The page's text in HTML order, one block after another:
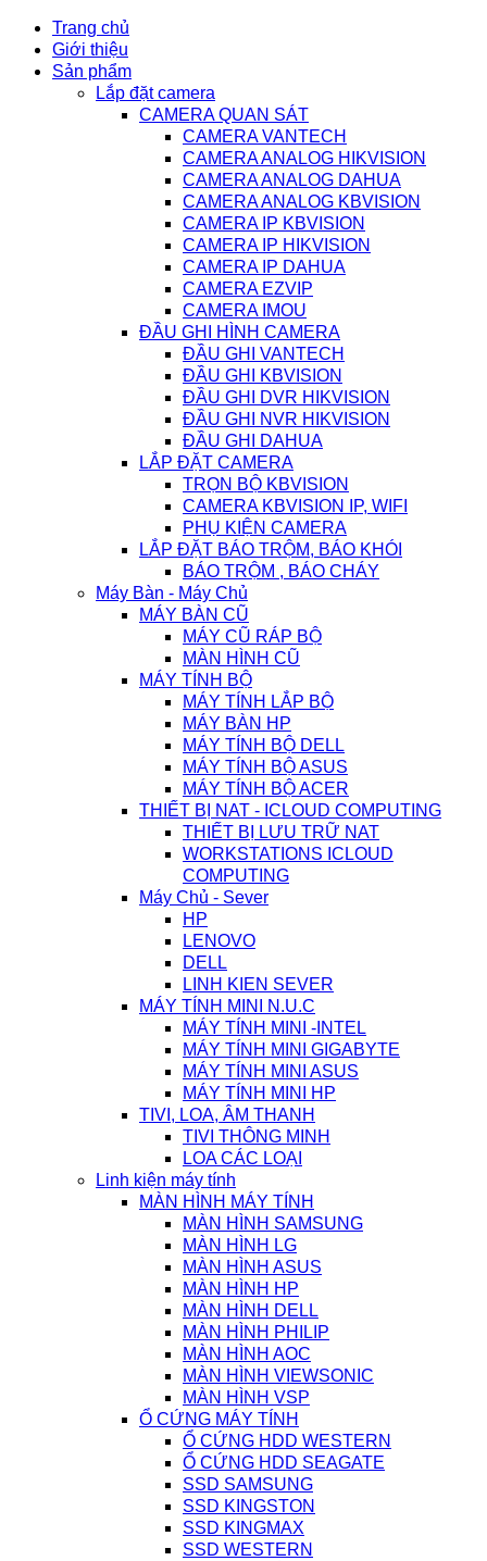
Trang chủ
Giới thiệu
Sản phẩm
Lắp đặt camera
CAMERA QUAN SÁT
CAMERA VANTECH
CAMERA ANALOG HIKVISION
CAMERA ANALOG DAHUA
CAMERA ANALOG KBVISION
CAMERA IP KBVISION
CAMERA IP HIKVISION
CAMERA IP DAHUA
CAMERA EZVIP
CAMERA IMOU
ĐẦU GHI HÌNH CAMERA
ĐẦU GHI VANTECH
ĐẦU GHI KBVISION
ĐẦU GHI DVR HIKVISION
ĐẦU GHI NVR HIKVISION
ĐẦU GHI DAHUA
LẮP ĐẶT CAMERA
TRỌN BỘ KBVISION
CAMERA KBVISION IP, WIFI
PHỤ KIỆN CAMERA
LẮP ĐẶT BÁO TRỘM, BÁO KHÓI
BÁO TRỘM , BÁO CHÁY
Máy Bàn - Máy Chủ
MÁY BÀN CŨ
MÁY CŨ RÁP BỘ
MÀN HÌNH CŨ
MÁY TÍNH BỘ
MÁY TÍNH LẮP BỘ
MÁY BÀN HP
MÁY TÍNH BỘ DELL
MÁY TÍNH BỘ ASUS
MÁY TÍNH BỘ ACER
THIẾT BỊ NAT - ICLOUD COMPUTING
THIẾT BỊ LƯU TRỮ NAT
WORKSTATIONS ICLOUD
COMPUTING
Máy Chủ - Sever
HP
LENOVO
DELL
LINH KIEN SEVER
MÁY TÍNH MINI N.U.C
MÁY TÍNH MINI -INTEL
MÁY TÍNH MINI GIGABYTE
MÁY TÍNH MINI ASUS
MÁY TÍNH MINI HP
TIVI, LOA, ÂM THANH
TIVI THÔNG MINH
LOA CÁC LOẠI
Linh kiện máy tính
MÀN HÌNH MÁY TÍNH
MÀN HÌNH SAMSUNG
MÀN HÌNH LG
MÀN HÌNH ASUS
MÀN HÌNH HP
MÀN HÌNH DELL
MÀN HÌNH PHILIP
MÀN HÌNH AOC
MÀN HÌNH VIEWSONIC
MÀN HÌNH VSP
Ổ CỨNG MÁY TÍNH
Ổ CỨNG HDD WESTERN
Ổ CỨNG HDD SEAGATE
SSD SAMSUNG
SSD KINGSTON
SSD KINGMAX
SSD WESTERN